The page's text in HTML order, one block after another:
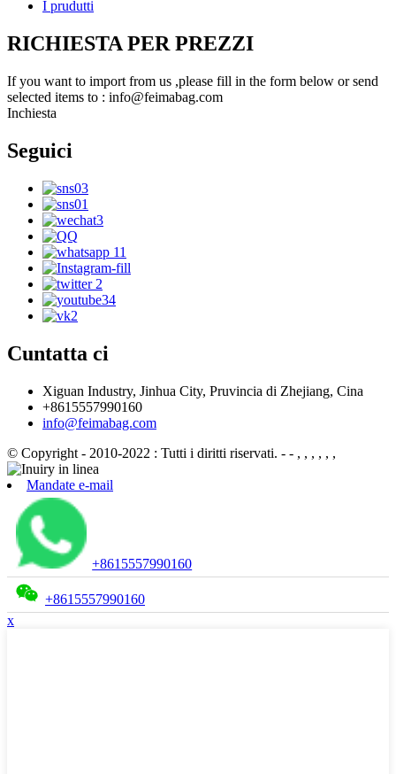
I prudutti
RICHIESTA PER PREZZI
If you want to import from us ,please fill in the form below or send
selected items to : info@feimabag.com
Inchiesta
Seguici
Cuntatta ci
Xiguan Industry, Jinhua City, Pruvincia di Zhejiang, Cina
+8615557990160
info@feimabag.com
© Copyright - 2010-2022 : Tutti i diritti riservati. - - , , , , , ,
Mandate e-mail
+8615557990160
+8615557990160
x